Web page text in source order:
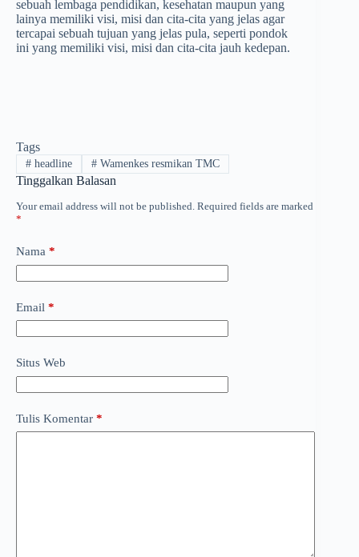
sebuah lembaga pendidikan, kesehatan maupun yang
lainya memiliki visi, misi dan cita-cita yang jelas agar
tercapai sebuah tujuan yang jelas pula, seperti pondok
ini yang memiliki visi, misi dan cita-cita jauh kedepan.
Tags
#headline #Wamenkes resmikan TMC
Tinggalkan Balasan
Your email address will not be published. Required fields are marked
*
Nama *
Email *
Situs Web
Tulis Komentar *